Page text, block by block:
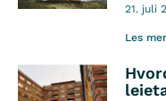
21. juli
Les